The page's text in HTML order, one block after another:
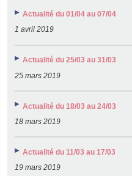
Actualité du 01/04 au 07/04
1 avril 2019
Actualité du 25/03 au 31/03
25 mars 2019
Actualité du 18/03 au 24/03
18 mars 2019
Actualité du 11/03 au 17/03
19 mars 2019